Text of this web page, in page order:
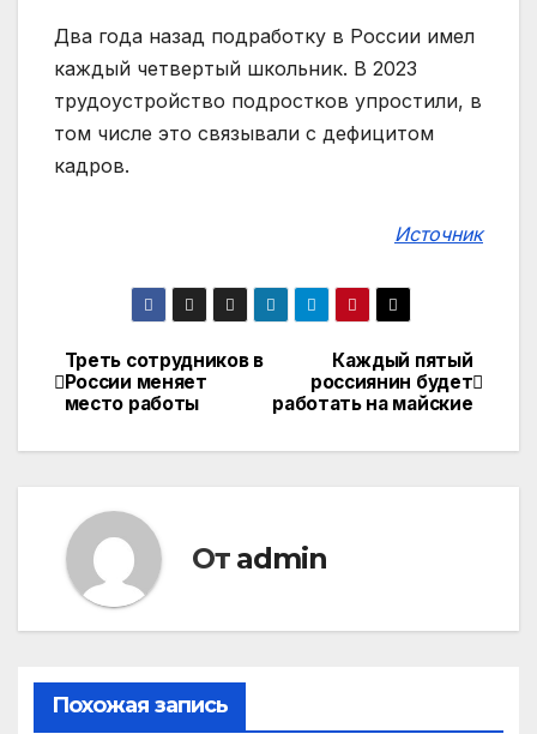
Два года назад подработку в России имел
каждый четвертый школьник. В 2023
трудоустройство подростков упростили, в
том числе это связывали с дефицитом
кадров.
Источник
Навигация
по
Каждый пятый
россиянин будет
работать на майские
Треть сотрудников в
России меняет
место работы
От admin
Похожая запись